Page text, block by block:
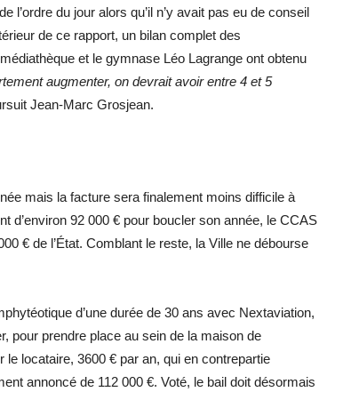
l’ordre du jour alors qu’il n’y avait pas eu de conseil
de ce rapport, un bilan complet des
et le gymnase Léo Lagrange ont obtenu
augmenter, on devrait avoir entre 4 et 5
Jean-Marc Grosjean.
mais la facture sera finalement moins difficile à
d’environ 92 000 € pour boucler son année, le CCAS
€ de l’État. Comblant le reste, la Ville ne débourse
d’une durée de 30 ans avec Nextaviation,
pour prendre place au sein de la maison de
le locataire, 3600 € par an, qui en contrepartie
annoncé de 112 000 €. Voté, le bail doit désormais